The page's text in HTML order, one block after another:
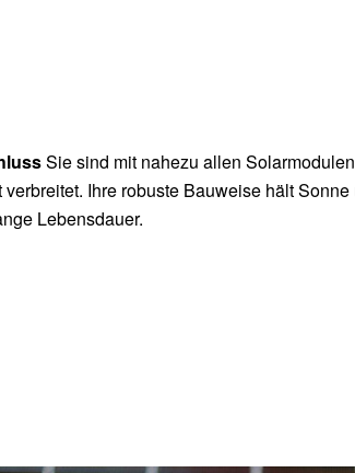
Sie sind mit nahezu allen
Ihre robuste Bauweise hält
Lebensdauer.